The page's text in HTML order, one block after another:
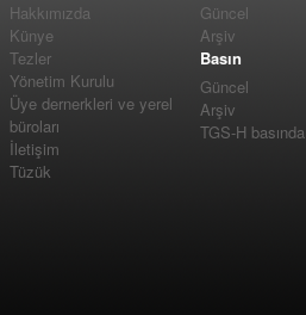
Hakkımızda
Künye
Tezler
Yönetim Kurulu
Üye dernerkleri ve yerel
büroları
İletişim
Tüzük
Güncel
Arşiv
Basın
Güncel
Arşiv
TGS-H basında